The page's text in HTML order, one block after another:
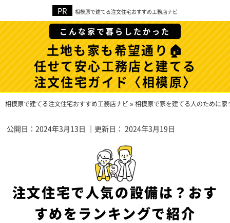
相模原で建てる注文住宅おすすめ工務店ナビ
こんな家で暮らしたかった
土地も家も希望通り🏠
任せて安心工務店と建てる
注文住宅ガイド〈相模原〉
相模原で建てる注文住宅おすすめ工務店ナビ »相模原で家を建てる人のために家
公開日：2024年3月13日 ｜更新日：2024年3月19日
注文住宅で人気の設備は？おす
すめをランキングで紹介